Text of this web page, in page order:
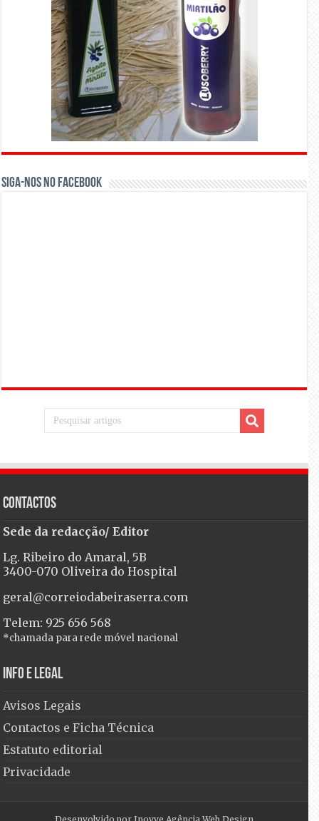
Siga-nos no Facebook
Contactos
Sede da redacção/ Editor
Lg. Ribeiro do Amaral, 5B
3400-070 Oliveira do Hospital
geral@correiodabeiraserra.com
Telem: 925 656 568
*chamada para rede móvel nacional
Info e Legal
Avisos Legais
Contactos e Ficha Técnica
Estatuto editorial
Privacidade